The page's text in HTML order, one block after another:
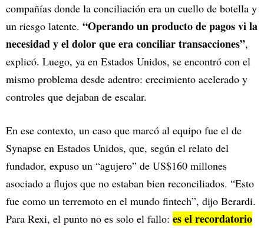
compañías donde la conciliación era un cuello de botella y
un riesgo latente. “Operando un producto de pagos vi la
necesidad y el dolor que era conciliar transacciones”,
explicó. Luego, ya en Estados Unidos, se encontró con el
mismo problema desde adentro: crecimiento acelerado y
controles que dejaban de escalar.
En ese contexto, un caso que marcó al equipo fue el de
Synapse en Estados Unidos, que, según el relato del
fundador, expuso un “agujero” de US$160 millones
asociado a flujos que no estaban bien reconciliados. “Esto
fue como un terremoto en el mundo fintech”, dijo Berardi.
Para Rexi, el punto no es solo el fallo: es el recordatorio